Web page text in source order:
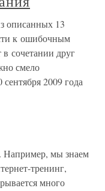
описанных 13
к ошибочным
в сочетании друг
смело
2009 года
Например, мы знаем
тренинг,
много